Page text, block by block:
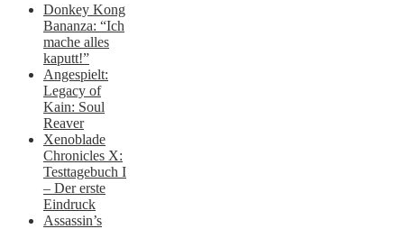
Donkey Kong
Bananza: “Ich
mache alles
kaputt!”
Angespielt:
Legacy of
Kain: Soul
Reaver
Xenoblade
Chronicles X:
Testtagebuch I
– Der erste
Eindruck
Assassin’s